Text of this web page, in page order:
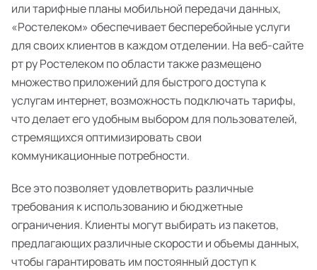
или тарифные планы мобильной передачи данных,
«Ростелеком» обеспечивает бесперебойные услуги
для своих клиентов в каждом отделении. На веб-сайте
рт ру Ростелеком по области также размещено
множество приложений для быстрого доступа к
услугам интернет, возможность подключать тарифы,
что делает его удобным выбором для пользователей,
стремящихся оптимизировать свои
коммуникационные потребности.
Все это позволяет удовлетворить различные
требования к использованию и бюджетные
ограничения. Клиенты могут выбирать из пакетов,
предлагающих различные скорости и объемы данных,
чтобы гарантировать им постоянный доступ к